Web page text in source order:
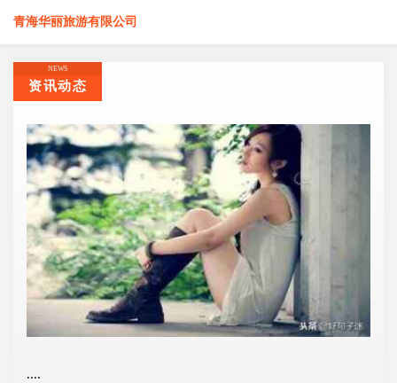
青海华丽旅游有限公司
NEWS
资讯动态
....